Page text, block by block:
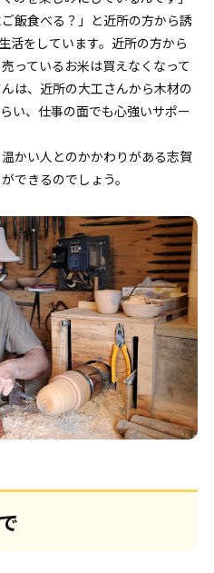
飯食べる？」と近所の方から誘
活をしています。近所の方から
っているお米は買えなくなって
は、近所の大工さんから木材の
い、仕事の面でも心強いサポー
かい人とのかかわりがある志賀
できるのでしょう。